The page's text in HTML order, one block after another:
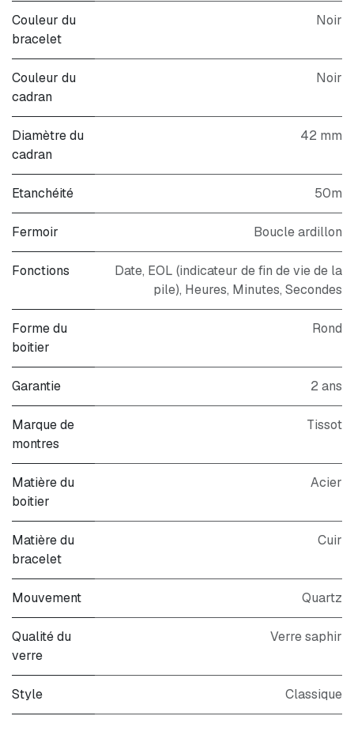
Couleur du
bracelet
Noir
Couleur du
cadran
Noir
Diamètre du
cadran
42 mm
Etanchéité 50m
Fermoir Boucle ardillon
Fonctions
Date, EOL (indicateur de fin de vie de la
pile), Heures, Minutes, Secondes
Forme du
boitier
Rond
Garantie 2 ans
Marque de
montres
Tissot
Matière du
boitier
Acier
Matière du
bracelet
Cuir
Mouvement Quartz
Qualité du
verre
Verre saphir
Style Classique